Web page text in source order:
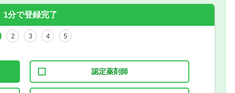
1分で登録完了
2 3 4 5
認定薬剤師